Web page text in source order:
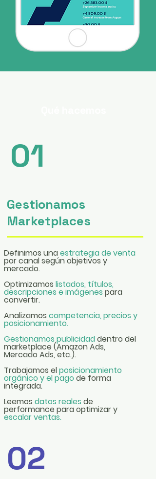
01
Gestionamos
Marketplaces
​Definimos unaestrategia de venta
por canal según objetivos y
mercado.
Optimizamos listados, títulos,
descripciones e imágenes para
convertir.
Analizamos competencia, precios y
posicionamiento.
Gestionamos publicidaddentro del
marketplace (Amazon Ads,
Mercado Ads, etc.).
Trabajamos elposicionamiento
orgánico y el pago de forma
integrada.
Leemos datos reales de
performance para optimizar y
escalar ventas.
02